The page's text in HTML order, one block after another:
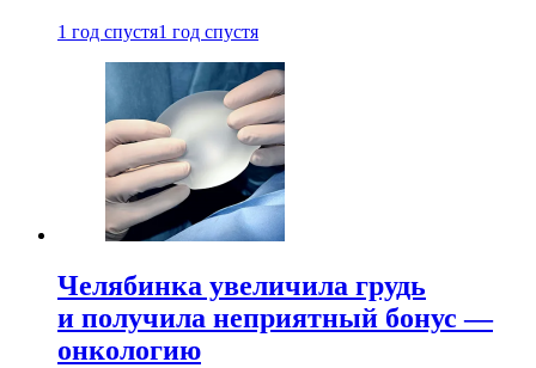
1 год спустя1 год спустя
Челябинка увеличила грудь
и получила неприятный бонус —
онкологию